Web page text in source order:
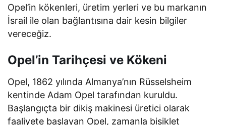
Opel’in kökenleri, üretim yerleri ve bu markanın
İsrail ile olan bağlantısına dair kesin bilgiler
vereceğiz.
Opel’in Tarihçesi ve Kökeni
Opel, 1862 yılında Almanya’nın Rüsselsheim
kentinde Adam Opel tarafından kuruldu.
Başlangıçta bir dikiş makinesi üretici olarak
faaliyete başlayan Opel, zamanla bisiklet